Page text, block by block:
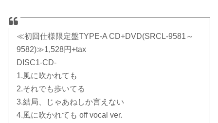
≪初回仕様限定盤TYPE-A CD+DVD(SRCL-9581～
9582)≫1,528円+tax
DISC1-CD-
1.風に吹かれても
2.それでも歩いてる
3.結局、じゃあねしか言えない
4.風に吹かれても off vocal ver.